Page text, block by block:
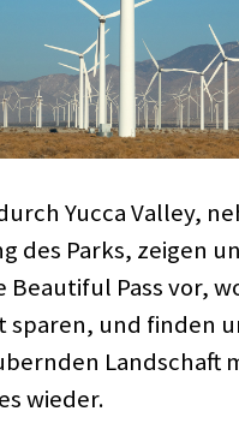
Yucca Valley,
des Parks, zeigen
Beautiful Pass vor,
sparen, und finden
Landschaft
wieder.